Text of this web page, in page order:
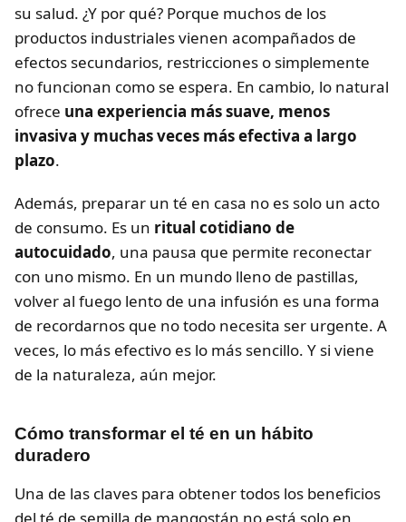
su salud. ¿Y por qué? Porque muchos de los
productos industriales vienen acompañados de
efectos secundarios, restricciones o simplemente
no funcionan como se espera. En cambio, lo natural
ofrece una experiencia más suave, menos
invasiva y muchas veces más efectiva a largo
plazo.
Además, preparar un té en casa no es solo un acto
de consumo. Es un ritual cotidiano de
autocuidado, una pausa que permite reconectar
con uno mismo. En un mundo lleno de pastillas,
volver al fuego lento de una infusión es una forma
de recordarnos que no todo necesita ser urgente. A
veces, lo más efectivo es lo más sencillo. Y si viene
de la naturaleza, aún mejor.
Cómo transformar el té en un hábito
duradero
Una de las claves para obtener todos los beneficios